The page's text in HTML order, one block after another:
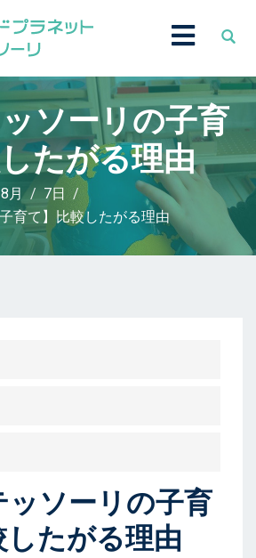
ッソーリの子育
たがる理由
8月
7日
育て】比較したがる理由
ッソーリの子育
たがる理由